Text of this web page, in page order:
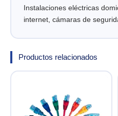
Instalaciones eléctricas
internet, cámaras de
Productos relacionados